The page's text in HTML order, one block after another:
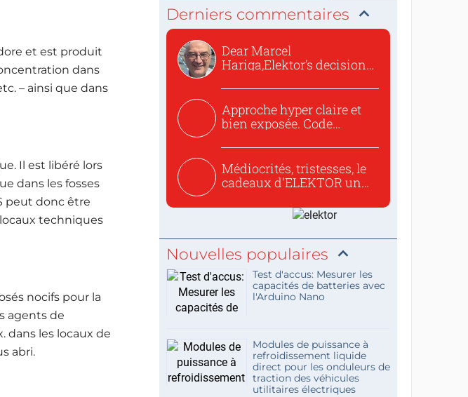
et est produit
dans
– ainsi que dans
Il est libéré lors
dans les fosses
peut donc être
techniques
nocifs pour la
agents de
dans les locaux de
abri.
Derniers commentaires
Dear Marcel
Hariga,Elektor’s decision
Approche hyper claire et
bien exposée. Code
Médiocrités, tristesses, le
cadeaux d'ELEKTOR un
Nouvelles populaires
Test d'accus: Mesurer les
capacités de batteries avec
l'Arduino Nano
Modules de puissance à
refroidissement liquide
direct pour les onduleurs de
traction des véhicules
utilitaires électriques